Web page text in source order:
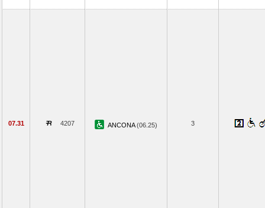
07.31 4207 ANCONA(06.25) 3